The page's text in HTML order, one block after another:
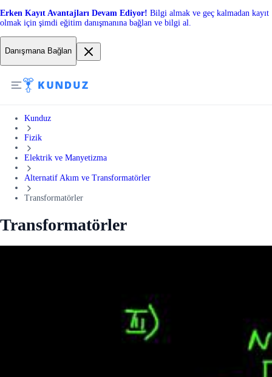
Erken Kayıt Avantajları Devam Ediyor! Bilgi almak ve geç kalmadan kayıt
olmak için şimdi eğitim danışmanına bağlan ve bilgi al.
Danışmana Bağlan
Kunduz
Fizik
Elektrik ve Manyetizma
Alternatif Akım ve Transformatörler
Transformatörler
Transformatörler